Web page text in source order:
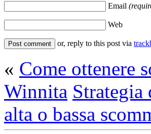
Email
Web
or, reply to this post via
« Come ottenere
Winnita
alta o bassa